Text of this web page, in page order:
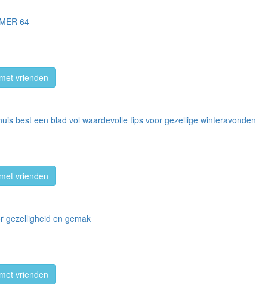
64
vrienden
best een blad vol waardevolle tips voor gezellige winteravonden
vrienden
gezelligheid en gemak
vrienden